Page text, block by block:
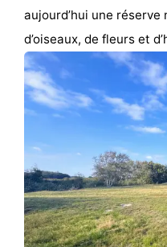
beaux
points
de
vue
Passer
nuit
Appartements
Bosch
en
Zee
De
Vlijt
Hoeve
Holland
Land
aujourd’hui une
d’oiseaux, de fleurs et